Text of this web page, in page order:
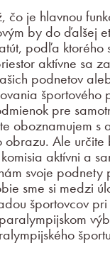
čo je hlavnou
by do ďalšej
podľa ktorého
aktívne sa
podnetov
športového
pre
oboznamujem s
obrazu. Ale určite
aktívni a
svoje
sme si medzi
športovcov pri